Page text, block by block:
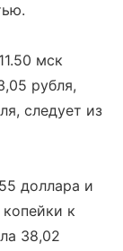
мск
рубля,
следует из
доллара и
к
38,02